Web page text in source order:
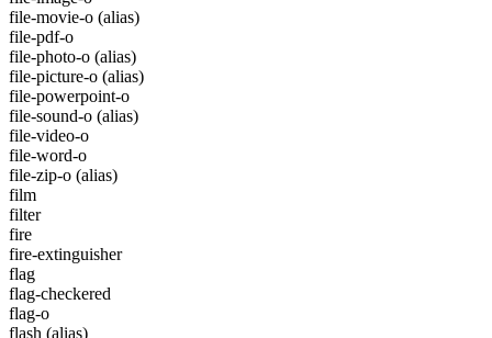
file-movie-o (alias)
file-pdf-o
file-photo-o (alias)
file-picture-o (alias)
file-powerpoint-o
file-sound-o (alias)
file-video-o
file-word-o
file-zip-o (alias)
film
filter
fire
fire-extinguisher
flag
flag-checkered
flag-o
flash (alias)